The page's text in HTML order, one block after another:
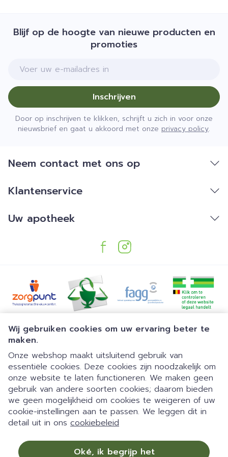
Wij gebruiken cookies om uw ervaring beter te
maken.
Onze webshop maakt uitsluitend gebruik van
essentiële cookies. Deze cookies zijn noodzakelijk om
onze website te laten functioneren. We maken geen
gebruik van andere soorten cookies; daarom bieden
we geen mogelijkheid om cookies te weigeren of uw
cookie-instellingen aan te passen. We leggen dit in
detail uit in ons cookiebeleid
Oké, ik begrijp het
Gezichtsstoornissen (waaronder wazig zicht en
dubbel zien)
Tijdelijk of blijvend gehoorverlies, tuitende oren
Ontsteking van de pancreas
Direct na een volledige maaltijd innemen.
De capsules moeten in hun geheel worden
ingeslikt
1 van 1
Gemakkelijk parkeren | 24/7
automaat | Doorlopend open
09:00-18:00 van maandag tot
Blijf op de hoogte van nieuwe producten en
promoties
E-mail adres
Inschrijven
Door op inschrijven te klikken, schrijft u zich in voor onze
nieuwsbrief en gaat u akkoord met onze privacy policy.
Neem contact met ons op
Klantenservice
Uw apotheek
Juridische links